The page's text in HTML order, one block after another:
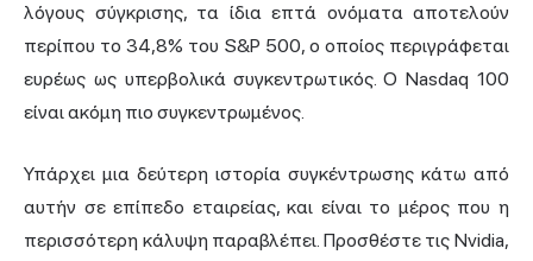
λόγους σύγκρισης, τα ίδια επτά ονόματα αποτελούν
περίπου το 34,8% του S&P 500, ο οποίος περιγράφεται
ευρέως ως υπερβολικά συγκεντρωτικός. Ο Nasdaq 100
είναι ακόμη πιο συγκεντρωμένος.
Υπάρχει μια δεύτερη ιστορία συγκέντρωσης κάτω από
αυτήν σε επίπεδο εταιρείας, και είναι το μέρος που η
περισσότερη κάλυψη παραβλέπει. Προσθέστε τις Nvidia,